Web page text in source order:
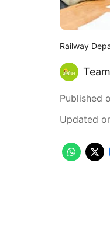
Railway
Published
Updated